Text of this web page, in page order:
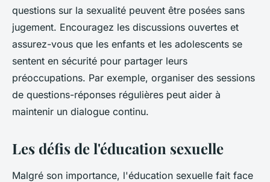
questions sur la sexualité peuvent être posées sans
jugement. Encouragez les discussions ouvertes et
assurez-vous que les enfants et les adolescents se
sentent en sécurité pour partager leurs
préoccupations. Par exemple, organiser des sessions
de questions-réponses régulières peut aider à
maintenir un dialogue continu.
Les défis de l'éducation sexuelle
Malgré son importance, l'éducation sexuelle fait face